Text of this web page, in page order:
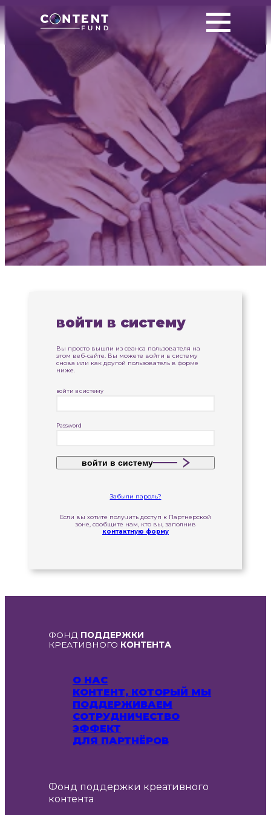
войти в систему
Вы просто вышли из сеанса пользователя на
этом веб-сайте. Вы можете войти в систему
снова или как другой пользователь в форме
ниже.
войти в систему
Password
войти в систему
Забыли пароль?
Если вы хотите получить доступ к Партнерской
зоне, сообщите нам, кто вы, заполнив
контактную форму
ФОНД ПОДДЕРЖКИ
КРЕАТИВНОГО КОНТЕНТА
О НАС
КОНТЕНТ, КОТОРЫЙ МЫ
ПОДДЕРЖИВАЕМ
СОТРУДНИЧЕСТВО
ЭФФЕКТ
ДЛЯ ПАРТНЁРОВ
Фонд поддержки креативного
контента